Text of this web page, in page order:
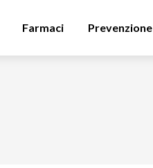
Farmaci Prevenzione